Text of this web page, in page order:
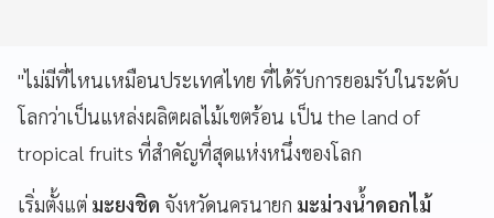
"ไม่มีที่ไหนเหมือนประเทศไทย ที่ได้รับการยอมรับในระดับ
โลกว่าเป็นแหล่งผลิตผลไม้เขตร้อน เป็น the land of
tropical fruits ที่สำคัญที่สุดแห่งหนึ่งของโลก
เริ่มตั้งแต่ มะยงชิด จังหวัดนครนายก มะม่วงน้ำดอกไม้